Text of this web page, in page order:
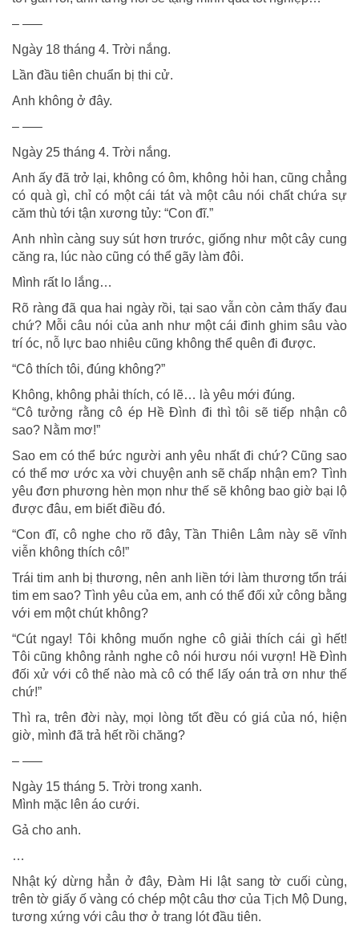
– —–
Ngày 18 tháng 4. Trời nắng.
Lần đầu tiên chuẩn bị thi cử.
Anh không ở đây.
– —–
Ngày 25 tháng 4. Trời nắng.
Anh ấy đã trở lại, không có ôm, không hỏi han, cũng chẳng
có quà gì, chỉ có một cái tát và một câu nói chất chứa sự
căm thù tới tận xương tủy: “Con đĩ.”
Anh nhìn càng suy sút hơn trước, giống như một cây cung
căng ra, lúc nào cũng có thể gãy làm đôi.
Mình rất lo lắng…
Rõ ràng đã qua hai ngày rồi, tại sao vẫn còn cảm thấy đau
chứ? Mỗi câu nói của anh như một cái đinh ghim sâu vào
trí óc, nỗ lực bao nhiêu cũng không thể quên đi được.
“Cô thích tôi, đúng không?”
Không, không phải thích, có lẽ… là yêu mới đúng.
“Cô tưởng rằng cô ép Hề Đình đi thì tôi sẽ tiếp nhận cô
sao? Nằm mơ!”
Sao em có thể bức người anh yêu nhất đi chứ? Cũng sao
có thể mơ ước xa vời chuyện anh sẽ chấp nhận em? Tình
yêu đơn phương hèn mọn như thế sẽ không bao giờ bại lộ
được đâu, em biết điều đó.
“Con đĩ, cô nghe cho rõ đây, Tần Thiên Lâm này sẽ vĩnh
viễn không thích cô!”
Trái tim anh bị thương, nên anh liền tới làm thương tổn trái
tim em sao? Tình yêu của em, anh có thể đối xử công bằng
với em một chút không?
“Cút ngay! Tôi không muốn nghe cô giải thích cái gì hết!
Tôi cũng không rảnh nghe cô nói hươu nói vượn! Hề Đình
đối xử với cô thế nào mà cô có thể lấy oán trả ơn như thế
chứ!”
Thì ra, trên đời này, mọi lòng tốt đều có giá của nó, hiện
giờ, mình đã trả hết rồi chăng?
– —–
Ngày 15 tháng 5. Trời trong xanh.
Mình mặc lên áo cưới.
Gả cho anh.
…
Nhật ký dừng hẳn ở đây, Đàm Hi lật sang tờ cuối cùng,
trên tờ giấy ố vàng có chép một câu thơ của Tịch Mộ Dung,
tương xứng với câu thơ ở trang lót đầu tiên.